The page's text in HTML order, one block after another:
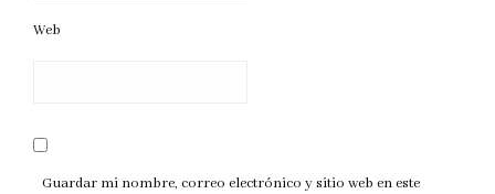
Web
Guardar mi nombre, correo electrónico y sitio web en este